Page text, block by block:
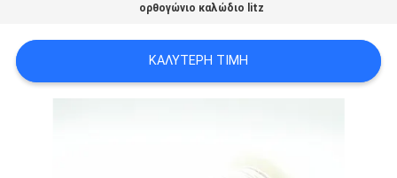
ΑΠΌΣΠΑΣΜΑ
ορθογώνιο καλώδιο litz
ΚΑΛΎΤΕΡΗ ΤΙΜΉ